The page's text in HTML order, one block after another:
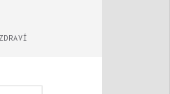
ZDRAVÍ